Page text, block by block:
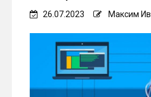
26.07.2023 Максим